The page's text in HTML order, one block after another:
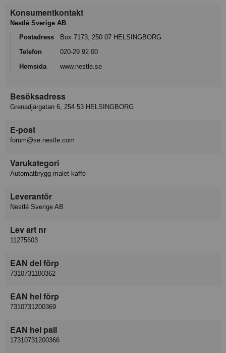
Konsumentkontakt
Nestlé Sverige AB
Postadress
Box 7173, 250 07 HELSINGBORG
Telefon
020-29 92 00
Hemsida
www.nestle.se
Besöksadress
Grenadjärgatan 6, 254 53 HELSINGBORG
E-post
forum@se.nestle.com
Varukategori
Automatbrygg malet kaffe
Leverantör
Nestlé Sverige AB
Lev art nr
11275603
EAN del förp
7310731100362
EAN hel förp
7310731200369
EAN hel pall
17310731200366